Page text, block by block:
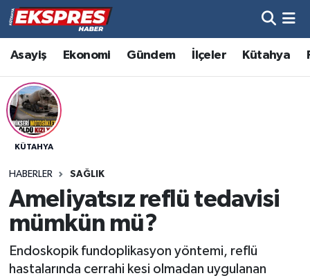
Asayiş Ekonomi Gündem İlçeler Kütahya
KÜTAHYA
HABERLER SAĞLIK
Ameliyatsız reflü tedavisi
mümkün mü?
Endoskopik fundoplikasyon yöntemi, reflü
hastalarında cerrahi kesi olmadan uygulanan
Altıntaş
Asayiş
Aslanapa
Bölge
Çavdarhisar
Domaniç
Hava Durumu
Trafik Durumu
Süper Lig Puan Durumu ve Fikstür
Son Dakika Haberleri
Haber Arşivi